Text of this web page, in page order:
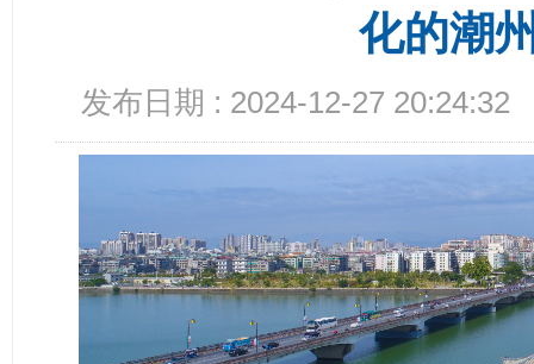
化的潮
发布日期 : 2024-12-27 20:24:32